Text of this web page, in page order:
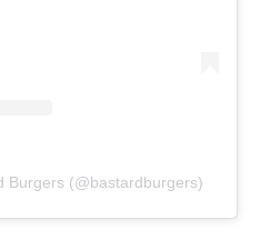
Burgers (@bastardburgers)